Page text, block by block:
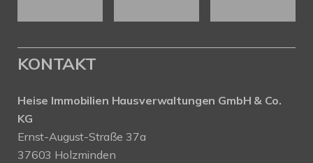
KONTAKT
Heise Immobilien Hausverwaltungen GmbH & Co.
KG
Ernst-August-Straße 37a
37603 Holzminden